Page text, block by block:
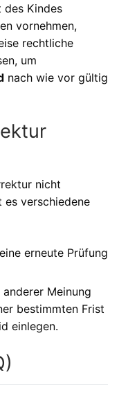
des Kindes
vornehmen,
rechtliche
um
nach wie vor gültig
nicht
verschiedene
erneute Prüfung
anderer Meinung
bestimmten Frist
einlegen.